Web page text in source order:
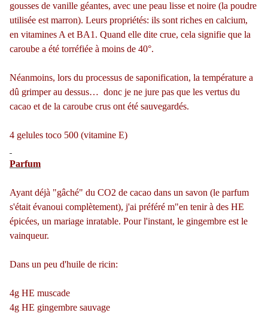
gousses de vanille géantes, avec une peau lisse et noire (la poudre
utilisée est marron). Leurs propriétés: ils sont riches en calcium,
en vitamines A et BA1. Quand elle dite crue, cela signifie que la
caroube a été torréfiée à moins de 40°.
Néanmoins, lors du processus de saponification, la température a
dû grimper au dessus… donc je ne jure pas que les vertus du
cacao et de la caroube crus ont été sauvegardés.
4 gelules toco 500 (vitamine E)
Parfum
Ayant déjà "gâché" du CO2 de cacao dans un savon (le parfum
s'était évanoui complètement), j'ai préféré m"en tenir à des HE
épicées, un mariage inratable. Pour l'instant, le gingembre est le
vainqueur.
Dans un peu d'huile de ricin:
4g HE muscade
4g HE gingembre sauvage